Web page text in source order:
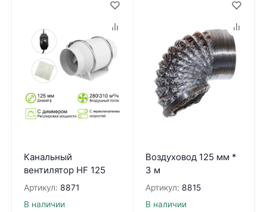
Канальный
вентилятор HF 125
Артикул: 8871
В наличии
Воздуховод 125 мм *
3 м
Артикул: 8815
В наличии